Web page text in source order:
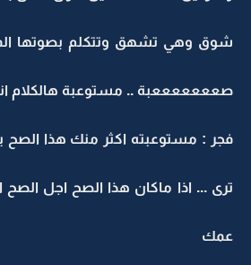
شوق وهي تشهق وتتكلم بصوتها
صعععععععبة .. مستوعبة هالكلام
فجر : مستوعبته اكثر منك هذا الصح
ترى ... اذا ماكان هذا الصح اجل
عمك